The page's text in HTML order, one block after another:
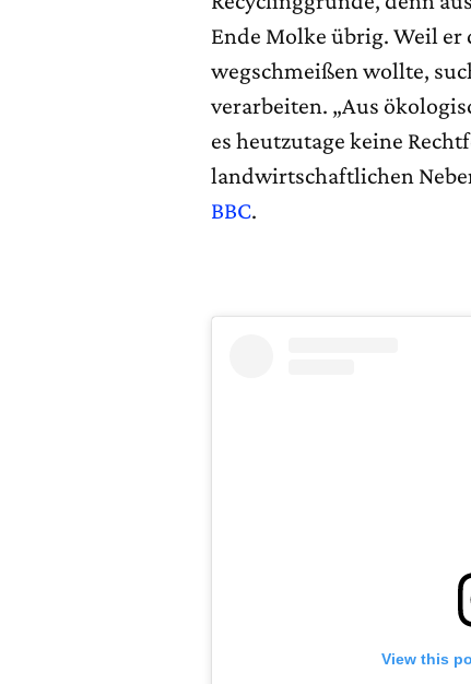
Ende Molke übrig. Weil
wegschmeißen wollte,
verarbeiten. „Aus
es heutzutage keine
landwirtschaftlichen
BBC.
View this